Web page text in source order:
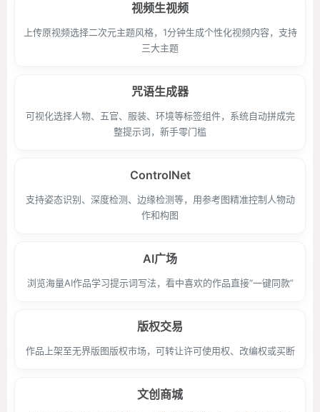
视频生视频
上传原视频选择二次元主题风格，1分钟生成个性化视频内容，支持
三大主题
咒语生成器
可视化选择人物、五官、服装、环境等标签组件，系统自动拼成完
整提示词，新手零门槛
ControlNet
支持姿态识别、深度检测、边缘检测等，用参考图精准控制人物动
作和构图
AI广场
浏览海量AI作品学习提示词写法，看中喜欢的作品直接“一键同款”
版权交易
作品上架至无界版图版权市场，可转让许可使用权、改编权或买断
文创商城